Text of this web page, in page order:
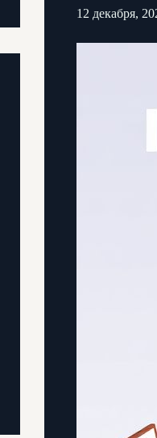
12 декабря,